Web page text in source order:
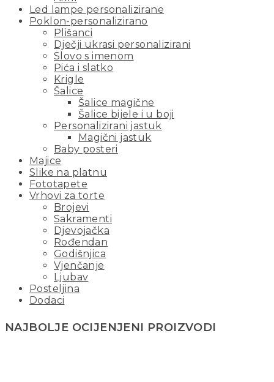
Led lampe personalizirane
Poklon-personalizirano
Plišanci
Dječji ukrasi personalizirani
Slovo s imenom
Pića i slatko
Krigle
Šalice
Šalice magične
Šalice bijele i u boji
Personalizirani jastuk
Magični jastuk
Baby posteri
Majice
Slike na platnu
Fototapete
Vrhovi za torte
Brojevi
Sakramenti
Djevojačka
Rođendan
Godišnjica
Vjenčanje
Ljubav
Posteljina
Dodaci
NAJBOLJE OCIJENJENI PROIZVODI